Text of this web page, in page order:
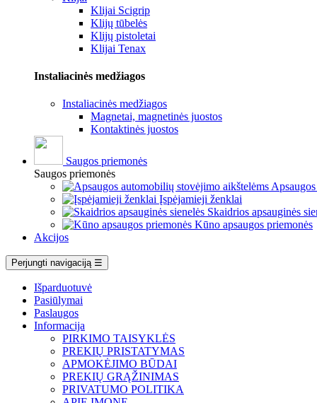
Klijai Scigrip
Klijų tūbelės
Klijų pistoletai
Klijai Tenax
Instaliacinės medžiagos
Instaliacinės medžiagos
Magnetai, magnetinės juostos
Kontaktinės juostos
Saugos priemonės
Saugos priemonės
Įspėjamieji ženklai
Skaidrios apsauginės
Kūno apsaugos priemonės
Akcijos
Perjungti navigaciją ☰
Išparduotuvė
Pasiūlymai
Paslaugos
Informacija
PIRKIMO TAISYKLĖS
PREKIŲ PRISTATYMAS
APMOKĖJIMO BŪDAI
PREKIŲ GRĄŽINIMAS
PRIVATUMO POLITIKA